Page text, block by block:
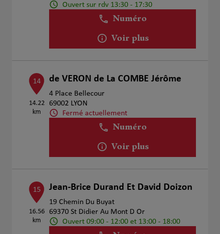
Ouvert sur rdv 13:30 - 17:30
Numéro
Voir plus
14
14.22
km
de VERON de La COMBE Jérôme
4 Place Bellecour
69002 LYON
Fermé actuellement
Numéro
Voir plus
15
16.56
km
Jean-Brice Durand Et David Doizon
19 Chemin Du Buyat
69370 St Didier Au Mont D Or
Ouvert 09:00 - 12:00 et 13:00 - 18:00